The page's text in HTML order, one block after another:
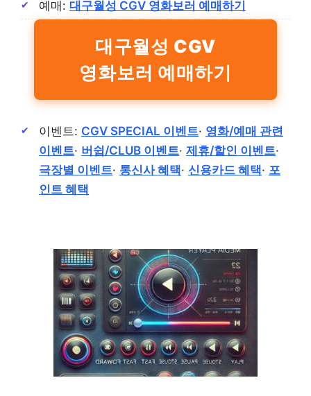
예매: 대구월성 CGV 영화보러 예매하기
대구월성 CGV
영화보러 예매하기
이벤트: CGV SPECIAL 이벤트· 영화/예매 관련
이벤트· 버쉽/CLUB 이벤트· 제휴/할인 이벤트·
극장별 이벤트· 통신사 혜택· 신용카드 혜택· 포
인트 혜택